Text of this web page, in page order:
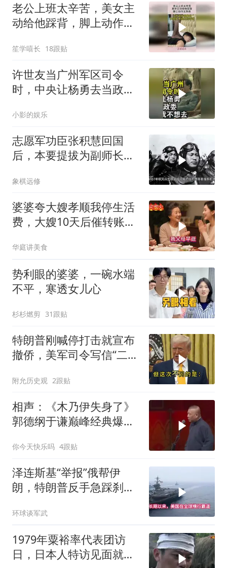
老公上班太辛苦，美女主
动给他踩背，脚上动作太
笙学嘻长 18跟贴
许世友当广州军区司令
时，中央让杨勇去当政
小影的娱乐
志愿军功臣张积慧回国
后，本要提拔为副师长，
象棋远修
婆婆夸大嫂孝顺我停生活
费，大嫂10天后催转账，
华庭讲美食
势利眼的婆婆，一碗水端
不平，寒透女儿心
杉杉燃剪 31跟贴
特朗普刚喊停打击就宣布
撤侨，美军司令写信“二选
吗？
附允历史观 2跟贴
相声：《木乃伊失身了》
郭德纲于谦巅峰经典爆笑
你今天快乐吗 4跟贴
泽连斯基“举报”俄帮伊
朗，特朗普反手急踩刹
环球谈军武
1979年粟裕率代表团访
日，日本人特访见面就喊